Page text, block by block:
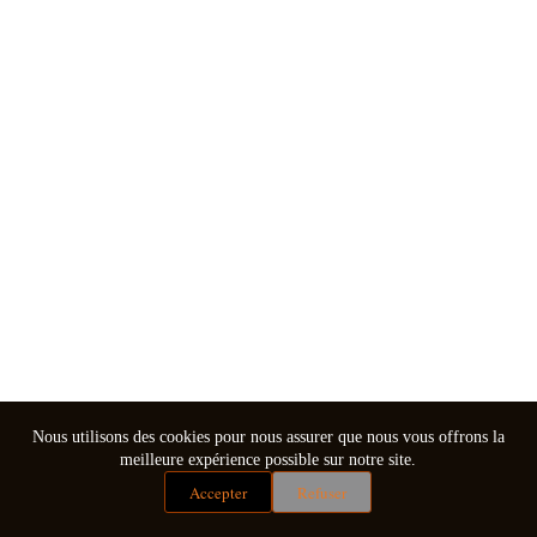
Nous utilisons des cookies pour nous assurer que nous vous offrons la
meilleure expérience possible sur notre site.
Accepter Refuser
Mentions légales
Conditions générales de vente